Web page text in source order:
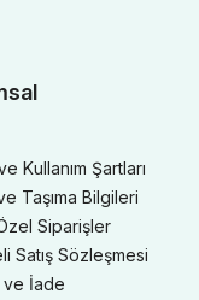
Kullanım Şartları
Taşıma Bilgileri
Siparişler
Satış Sözleşmesi
ve İade